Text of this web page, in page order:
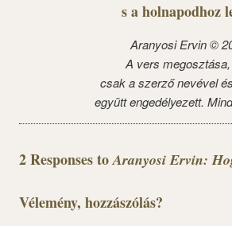
s a holnapodhoz
Aranyosi Ervin ©
A vers
csak a szerző nevével
együtt engedélyezett.
2 Responses toAranyosi Ervin:
Vélemény, hozzászólás?